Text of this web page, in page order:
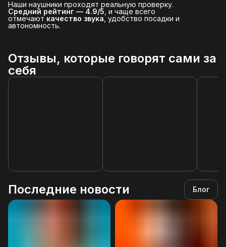
Наши наушники проходят реальную проверку.
Средний рейтинг — 4.9/5 , и чаще всего
отмечают качество звука, удобство посадки и
автономность.
Отзывы, которые говорят сами за
себя
Последние новости Блог